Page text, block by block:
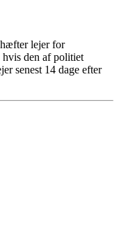
lejer for
hvis den af politiet
senest 14 dage efter